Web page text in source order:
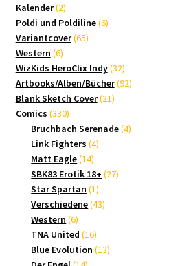
Kalender 22
Produkte
Poldi und Poldiline 66
Variantcover 6565
Western 66
Produkte
WizKids HeroClix Indy 3232
Produkte
Artbooks/Alben/Bücher 9292
Blank Sketch Cover 2121
Comics 330330
Produkte
Bruchbach Serenade 44
Link Fighters 44
Matt Eagle 1414
Produkte
SBK83 Erotik 18+ 2727
Star Spartan 11
Produkt
Verschiedene 4343
Western 66
Produkte
TNA United 1616
Produkte
Blue Evolution 1313